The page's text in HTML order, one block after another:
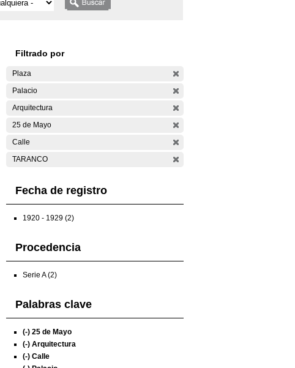
Filtrado por
Plaza
Palacio
Arquitectura
25 de Mayo
Calle
TARANCO
Fecha de registro
1920 - 1929 (2)
Procedencia
Serie A (2)
Palabras clave
(-) 25 de Mayo
(-) Arquitectura
(-) Calle